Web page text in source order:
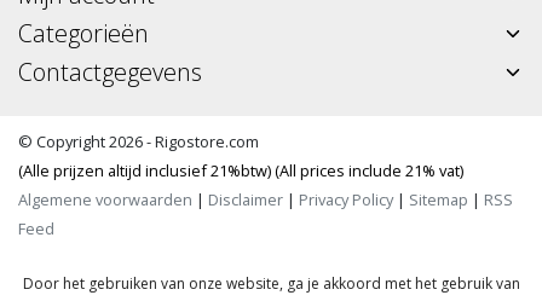
Categorieën
Contactgegevens
© Copyright 2026 - Rigostore.com
(Alle prijzen altijd inclusief 21%btw) (All prices include 21% vat)
Algemene voorwaarden | Disclaimer | Privacy Policy| Sitemap | RSS
Feed
Door het gebruiken van onze website, ga je akkoord met het gebruik van